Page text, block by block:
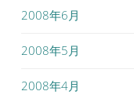
2008年6月
2008年5月
2008年4月